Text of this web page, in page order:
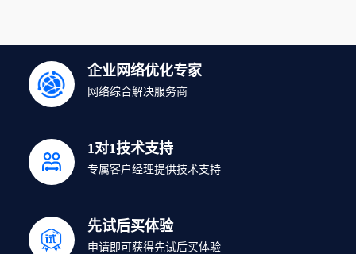
企业网络优化专家
网络综合解决服务商
1对1技术支持
专属客户经理提供技术支持
先试后买体验
申请即可获得先试后买体验